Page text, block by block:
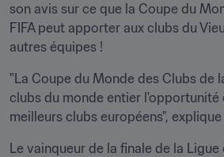
son avis sur ce que la Coupe du
FIFA peut apporter aux clubs du
autres équipes !
"La Coupe du Monde des Clubs de
clubs du monde entier l'opportunité
meilleurs clubs européens", explique
Le vainqueur de la finale de la